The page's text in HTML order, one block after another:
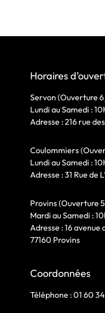
Horaires
Servon (Ouverture 6
Lundi au Samedi :
Adresse : 216 rue
Coulommiers
Lundi au Samedi :
Adresse : 31 Rue de
Provins (Ouverture
Mardi au Samedi :
Adresse : 16 avenue
77160 Provins
Coordonnées
Téléphone :01 60